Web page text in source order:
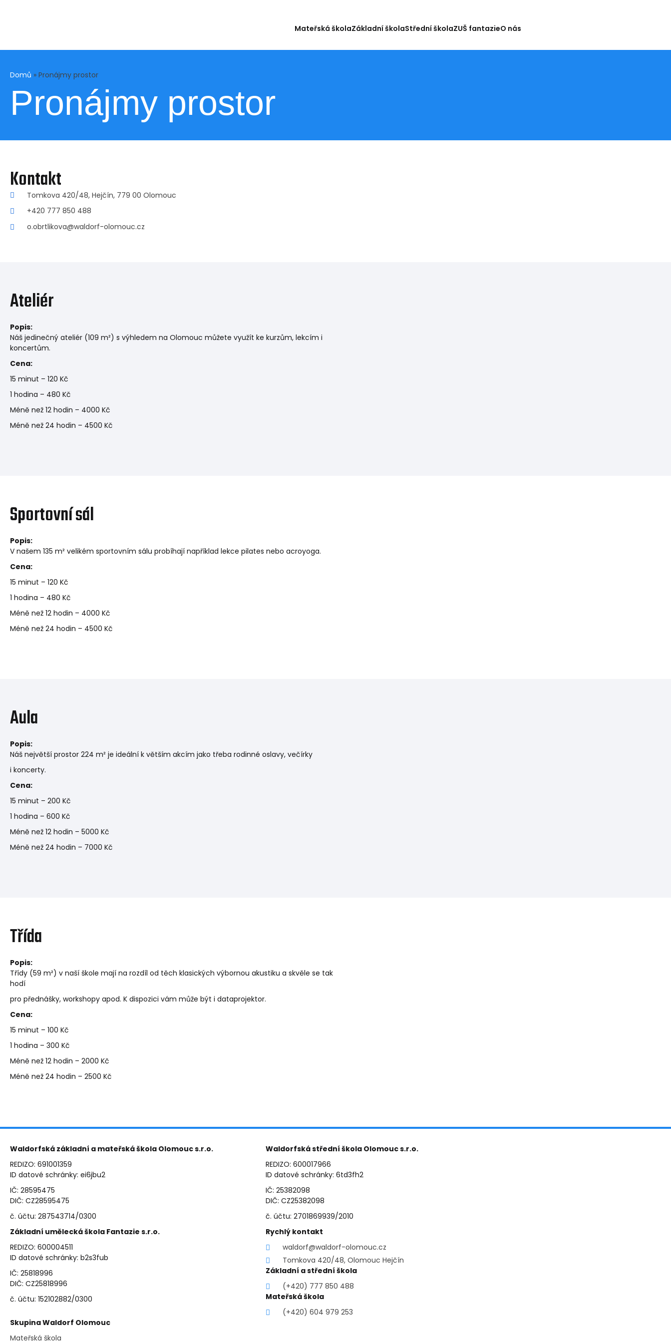
Mateřská školaZákladní školaStřední školaZUŠ fantazieO nás
Domů » Pronájmy prostor
Pronájmy prostor
Kontakt
Tomkova 420/48, Hejčín, 779 00 Olomouc
+420 777 850 488
o.obrtlikova@waldorf-olomouc.cz
Ateliér
Popis:
Náš jedinečný ateliér (109 m²) s výhledem na Olomouc můžete využít ke kurzům, lekcím i
koncertům.
Cena:
15 minut – 120 Kč
1 hodina – 480 Kč
Méně než 12 hodin – 4000 Kč
Méně než 24 hodin – 4500 Kč
Sportovní sál
Popis:
V našem 135 m² velikém sportovním sálu probíhají například lekce pilates nebo acroyoga.
Cena:
15 minut – 120 Kč
1 hodina – 480 Kč
Méně než 12 hodin – 4000 Kč
Méně než 24 hodin – 4500 Kč
Aula
Popis:
Náš největší prostor 224 m² je ideální k větším akcím jako třeba rodinné oslavy, večírky
i koncerty.
Cena:
15 minut – 200 Kč
1 hodina – 600 Kč
Méně než 12 hodin – 5000 Kč
Méně než 24 hodin – 7000 Kč
Třída
Popis:
Třídy (59 m²) v naší škole mají na rozdíl od těch klasických výbornou akustiku a skvěle se tak
hodí
pro přednášky, workshopy apod. K dispozici vám může být i dataprojektor.
Cena:
15 minut – 100 Kč
1 hodina – 300 Kč
Méně než 12 hodin – 2000 Kč
Méně než 24 hodin – 2500 Kč
Waldorfská základní a mateřská škola Olomouc s.r.o.
REDIZO: 691001359
ID datové schránky: ei6jbu2
IČ: 28595475
DIČ: CZ28595475
č. účtu: 287543714/0300
Waldorfská střední škola Olomouc s.r.o.
REDIZO: 600017966
ID datové schránky: 6td3fh2
IČ: 25382098
DIČ: CZ25382098
č. účtu: 2701869939/2010
Základní umělecká škola Fantazie s.r.o.
REDIZO: 600004511
ID datové schránky: b2s3fub
IČ: 25818996
DIČ: CZ25818996
č. účtu: 152102882/0300
Rychlý kontakt
waldorf@waldorf-olomouc.cz
Tomkova 420/48, Olomouc Hejčín
Základní a střední škola
(+420) 777 850 488
Mateřská škola
(+420) 604 979 253
Skupina Waldorf Olomouc
Mateřská škola